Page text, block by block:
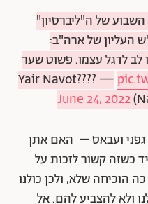
של ה"ליברסיון"
העליון של ארה"ב:
לב לדגל עצמו. פשוט שער
— ????Yair Navot
June 24, 2022
גפני ועבאס – האם אתן
כשזה קשור לזכות על
הוכיחה שלא, ולכן כולנו
ולא להצביע להם. אל